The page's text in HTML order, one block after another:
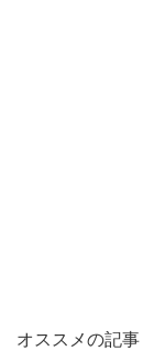
オススメの記事